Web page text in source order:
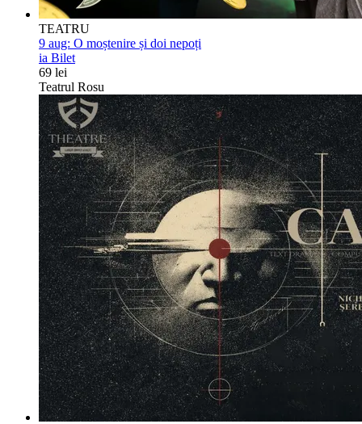
TEATRU
9 aug: O moștenire și doi nepoți
ia Bilet
69 lei
Teatrul Rosu